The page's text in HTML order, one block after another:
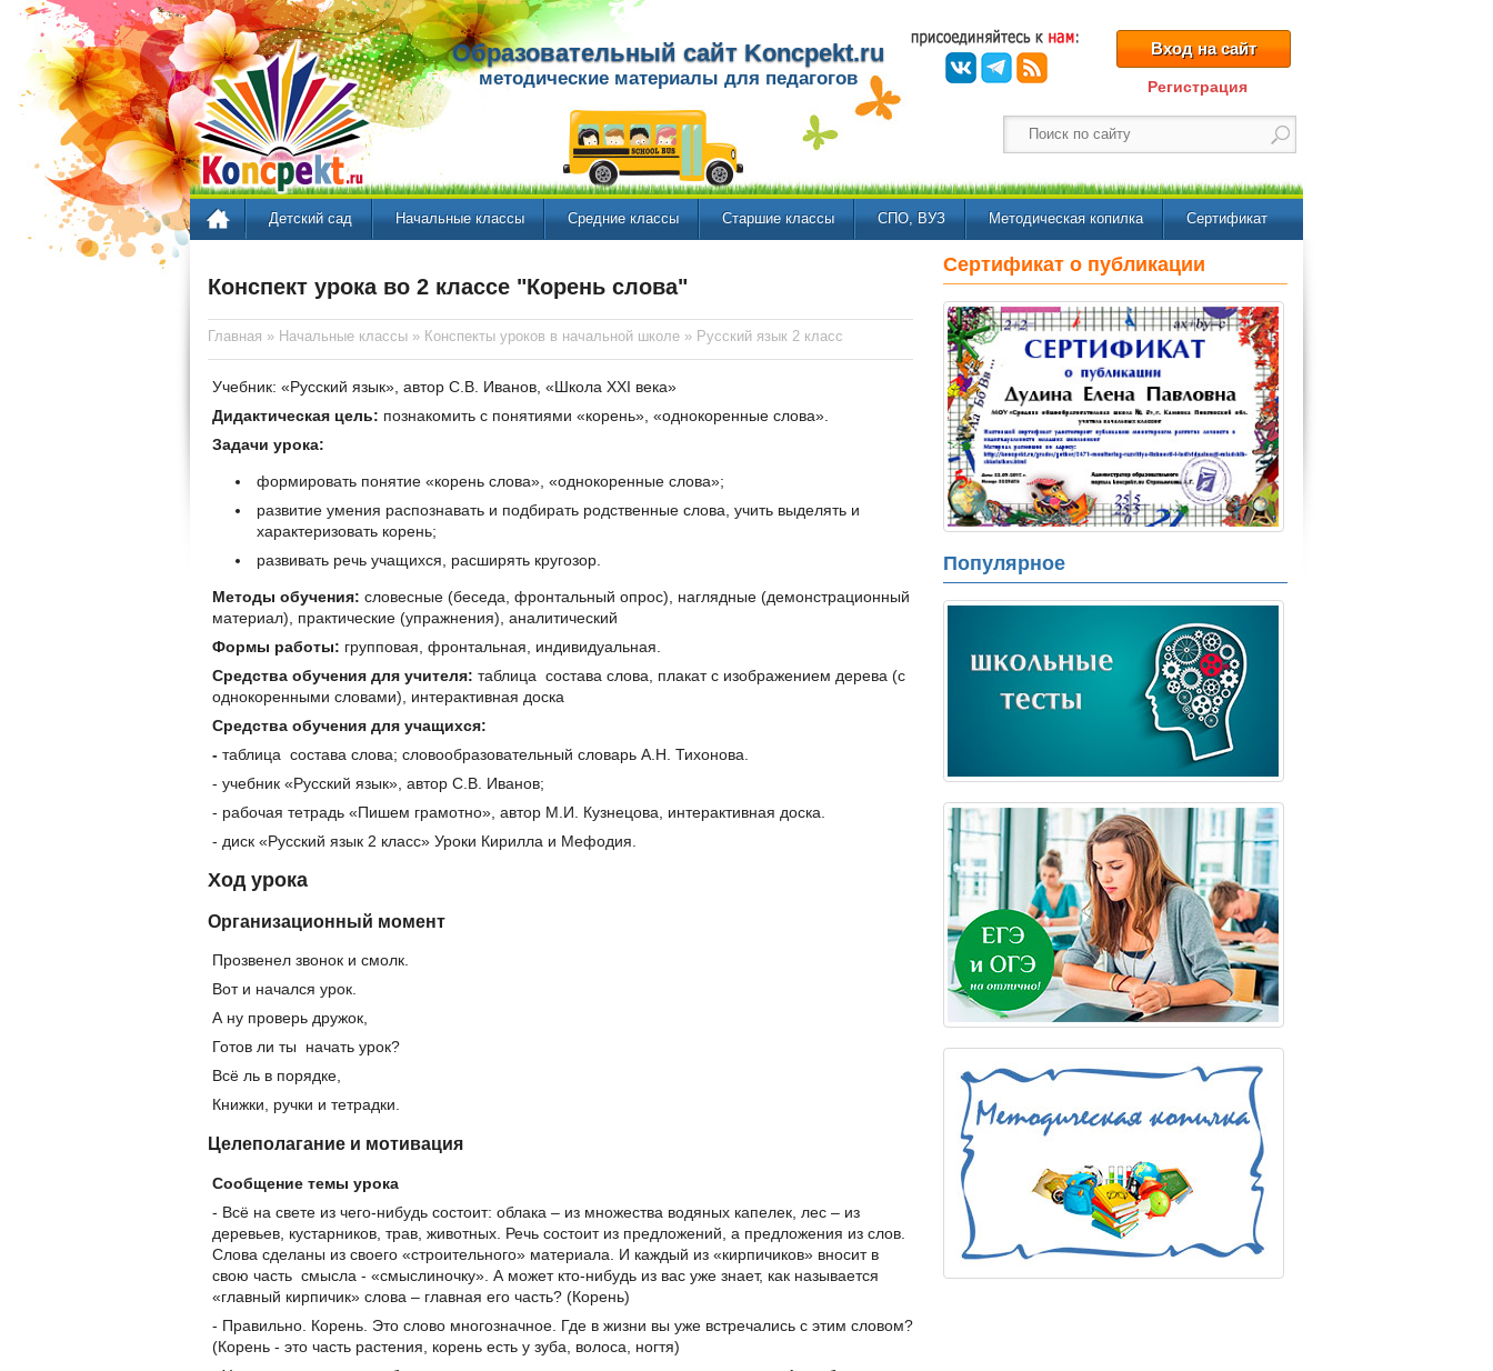
Образовательный сайт Koncpekt.ru
методические материалы для педагогов
Вход на сайт
Регистрация
Детский сад Начальные классы Средние классы Старшие классы СПО, ВУЗ Методическая копилка Сертификат
Конспект урока во 2 классе "Корень слова"
Главная » Начальные классы » Конспекты уроков в начальной школе » Русский язык 2 класс
Учебник: «Русский язык», автор С.В. Иванов, «Школа XXI века»
Дидактическая цель: познакомить с понятиями «корень», «однокоренные слова».
Задачи урока:
формировать понятие «корень слова», «однокоренные слова»;
развитие умения распознавать и подбирать родственные слова, учить выделять и
характеризовать корень;
развивать речь учащихся, расширять кругозор.
Методы обучения: словесные (беседа, фронтальный опрос), наглядные (демонстрационный
материал), практические (упражнения), аналитический
Формы работы: групповая, фронтальная, индивидуальная.
Средства обучения для учителя: таблица состава слова, плакат с изображением дерева (с
однокоренными словами), интерактивная доска
Средства обучения для учащихся:
- таблица состава слова; словообразовательный словарь А.Н. Тихонова.
- учебник «Русский язык», автор С.В. Иванов;
- рабочая тетрадь «Пишем грамотно», автор М.И. Кузнецова, интерактивная доска.
- диск «Русский язык 2 класс» Уроки Кирилла и Мефодия.
Ход урока
Организационный момент
Прозвенел звонок и смолк.
Вот и начался урок.
А ну проверь дружок,
Готов ли ты начать урок?
Всё ль в порядке,
Книжки, ручки и тетрадки.
Целеполагание и мотивация
Сообщение темы урока
- Всё на свете из чего-нибудь состоит: облака – из множества водяных капелек, лес – из
деревьев, кустарников, трав, животных. Речь состоит из предложений, а предложения из слов.
Слова сделаны из своего «строительного» материала. И каждый из «кирпичиков» вносит в
свою часть смысла - «смыслиночку». А может кто-нибудь из вас уже знает, как называется
«главный кирпичик» слова – главная его часть? (Корень)
- Правильно. Корень. Это слово многозначное. Где в жизни вы уже встречались с этим словом?
(Корень - это часть растения, корень есть у зуба, волоса, ногтя)
Сертификат о публикации
Популярное